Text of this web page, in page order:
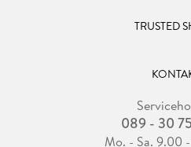
TRUSTED
089 - 30
Mo. - Sa. 9.00